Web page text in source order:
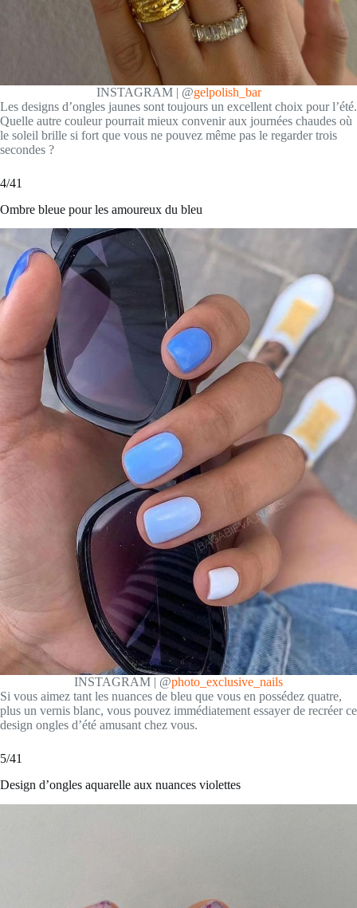
INSTAGRAM | @gelpolish_bar
Les designs d’ongles jaunes sont toujours un excellent choix pour l’été.
Quelle autre couleur pourrait mieux convenir aux journées chaudes où
le soleil brille si fort que vous ne pouvez même pas le regarder trois
secondes ?
4/41
Ombre bleue pour les amoureux du bleu
INSTAGRAM | @photo_exclusive_nails
Si vous aimez tant les nuances de bleu que vous en possédez quatre,
plus un vernis blanc, vous pouvez immédiatement essayer de recréer ce
design ongles d’été amusant chez vous.
5/41
Design d’ongles aquarelle aux nuances violettes